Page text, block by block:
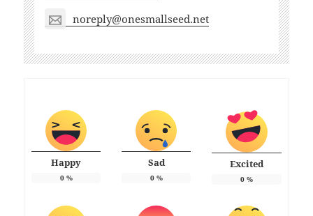
noreply@onesmallseed.net
Happy
0%
Sad
0%
Excited
0%